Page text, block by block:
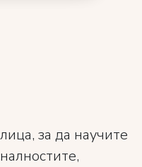
за да научите